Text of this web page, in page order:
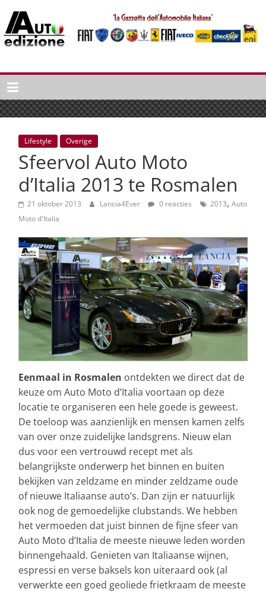
naar
inhoud
Auto
Edizione
La
Gazetta
dell'Automobile
Italiana
Italiaans
autonieuws
lifestyle
Lifestyle Overige
Sfeervol Auto Moto
d’Italia 2013 te Rosmalen
21 oktober 2013 Lancia4Ever 0 reacties 2013, Auto
Moto d'Italia
Eenmaal in Rosmalen ontdekten we direct dat de
keuze om Auto Moto d’Italia voortaan op deze
locatie te organiseren een hele goede is geweest.
De toeloop was aanzienlijk en mensen kamen zelfs
van over onze zuidelijke landsgrens. Nieuw elan
dus voor een vertrouwd recept met als
belangrijkste onderwerp het binnen en buiten
bekijken van zeldzame en minder zeldzame oude
of nieuwe Italiaanse auto’s. Dan zijn er natuurlijk
ook nog de gemoedelijke clubstands. We hebben
het vermoeden dat juist binnen de fijne sfeer van
Auto Moto d’Italia de meeste nieuwe leden worden
binnengehaald. Genieten van Italiaanse wijnen,
espressi en verse baksels kon uiteraard ook (al
verwerkte een goed geoliede frietkraam de meeste